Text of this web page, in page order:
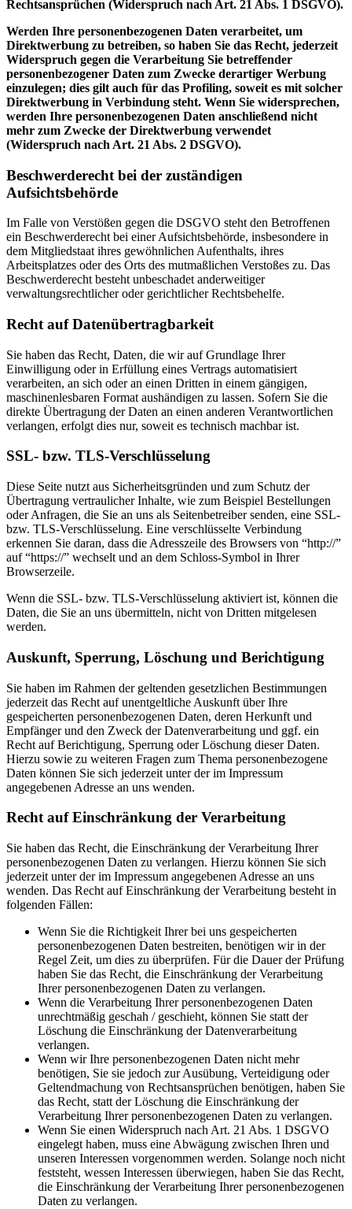
Rechtsansprüchen (Widerspruch nach Art. 21 Abs. 1 DSGVO).
Werden Ihre personenbezogenen Daten verarbeitet, um
Direktwerbung zu betreiben, so haben Sie das Recht, jederzeit
Widerspruch gegen die Verarbeitung Sie betreffender
personenbezogener Daten zum Zwecke derartiger Werbung
einzulegen; dies gilt auch für das Profiling, soweit es mit solcher
Direktwerbung in Verbindung steht. Wenn Sie widersprechen,
werden Ihre personenbezogenen Daten anschließend nicht
mehr zum Zwecke der Direktwerbung verwendet
(Widerspruch nach Art. 21 Abs. 2 DSGVO).
Beschwerderecht bei der zuständigen
Aufsichtsbehörde
Im Falle von Verstößen gegen die DSGVO steht den Betroffenen
ein Beschwerderecht bei einer Aufsichtsbehörde, insbesondere in
dem Mitgliedstaat ihres gewöhnlichen Aufenthalts, ihres
Arbeitsplatzes oder des Orts des mutmaßlichen Verstoßes zu. Das
Beschwerderecht besteht unbeschadet anderweitiger
verwaltungsrechtlicher oder gerichtlicher Rechtsbehelfe.
Recht auf Datenübertragbarkeit
Sie haben das Recht, Daten, die wir auf Grundlage Ihrer
Einwilligung oder in Erfüllung eines Vertrags automatisiert
verarbeiten, an sich oder an einen Dritten in einem gängigen,
maschinenlesbaren Format aushändigen zu lassen. Sofern Sie die
direkte Übertragung der Daten an einen anderen Verantwortlichen
verlangen, erfolgt dies nur, soweit es technisch machbar ist.
SSL- bzw. TLS-Verschlüsselung
Diese Seite nutzt aus Sicherheitsgründen und zum Schutz der
Übertragung vertraulicher Inhalte, wie zum Beispiel Bestellungen
oder Anfragen, die Sie an uns als Seitenbetreiber senden, eine SSL-
bzw. TLS-Verschlüsselung. Eine verschlüsselte Verbindung
erkennen Sie daran, dass die Adresszeile des Browsers von “http://”
auf “https://” wechselt und an dem Schloss-Symbol in Ihrer
Browserzeile.
Wenn die SSL- bzw. TLS-Verschlüsselung aktiviert ist, können die
Daten, die Sie an uns übermitteln, nicht von Dritten mitgelesen
werden.
Auskunft, Sperrung, Löschung und Berichtigung
Sie haben im Rahmen der geltenden gesetzlichen Bestimmungen
jederzeit das Recht auf unentgeltliche Auskunft über Ihre
gespeicherten personenbezogenen Daten, deren Herkunft und
Empfänger und den Zweck der Datenverarbeitung und ggf. ein
Recht auf Berichtigung, Sperrung oder Löschung dieser Daten.
Hierzu sowie zu weiteren Fragen zum Thema personenbezogene
Daten können Sie sich jederzeit unter der im Impressum
angegebenen Adresse an uns wenden.
Recht auf Einschränkung der Verarbeitung
Sie haben das Recht, die Einschränkung der Verarbeitung Ihrer
personenbezogenen Daten zu verlangen. Hierzu können Sie sich
jederzeit unter der im Impressum angegebenen Adresse an uns
wenden. Das Recht auf Einschränkung der Verarbeitung besteht in
folgenden Fällen:
Wenn Sie die Richtigkeit Ihrer bei uns gespeicherten
personenbezogenen Daten bestreiten, benötigen wir in der
Regel Zeit, um dies zu überprüfen. Für die Dauer der Prüfung
haben Sie das Recht, die Einschränkung der Verarbeitung
Ihrer personenbezogenen Daten zu verlangen.
Wenn die Verarbeitung Ihrer personenbezogenen Daten
unrechtmäßig geschah / geschieht, können Sie statt der
Löschung die Einschränkung der Datenverarbeitung
verlangen.
Wenn wir Ihre personenbezogenen Daten nicht mehr
benötigen, Sie sie jedoch zur Ausübung, Verteidigung oder
Geltendmachung von Rechtsansprüchen benötigen, haben Sie
das Recht, statt der Löschung die Einschränkung der
Verarbeitung Ihrer personenbezogenen Daten zu verlangen.
Wenn Sie einen Widerspruch nach Art. 21 Abs. 1 DSGVO
eingelegt haben, muss eine Abwägung zwischen Ihren und
unseren Interessen vorgenommen werden. Solange noch nicht
feststeht, wessen Interessen überwiegen, haben Sie das Recht,
die Einschränkung der Verarbeitung Ihrer personenbezogenen
Daten zu verlangen.